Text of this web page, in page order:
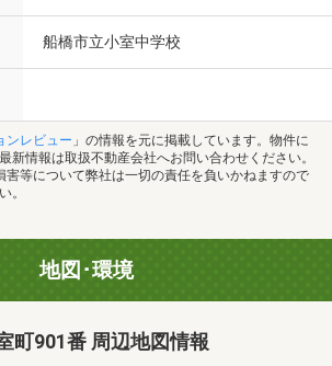
船橋市立小室中学校
ンレビュー 」の情報を元に掲載しています。物件に
新情報は取扱不動産会社へお問い合わせください。
害等について弊社は一切の責任を負いかねますので
。
地図･環境
町901番 周辺地図情報